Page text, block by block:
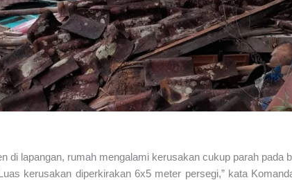
di lapangan, rumah mengalami kerusakan cukup parah pada
kerusakan diperkirakan 6x5 meter persegi,” kata